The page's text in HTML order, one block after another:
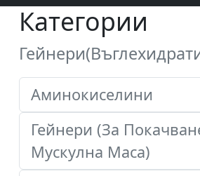
Категории
Аминокиселини
Гейнери (За
Мускулна Маса)